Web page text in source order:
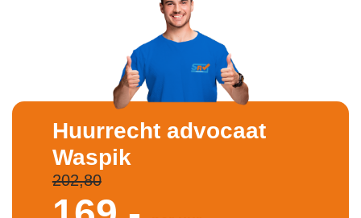
Huurrecht advocaat
Waspik
202,80